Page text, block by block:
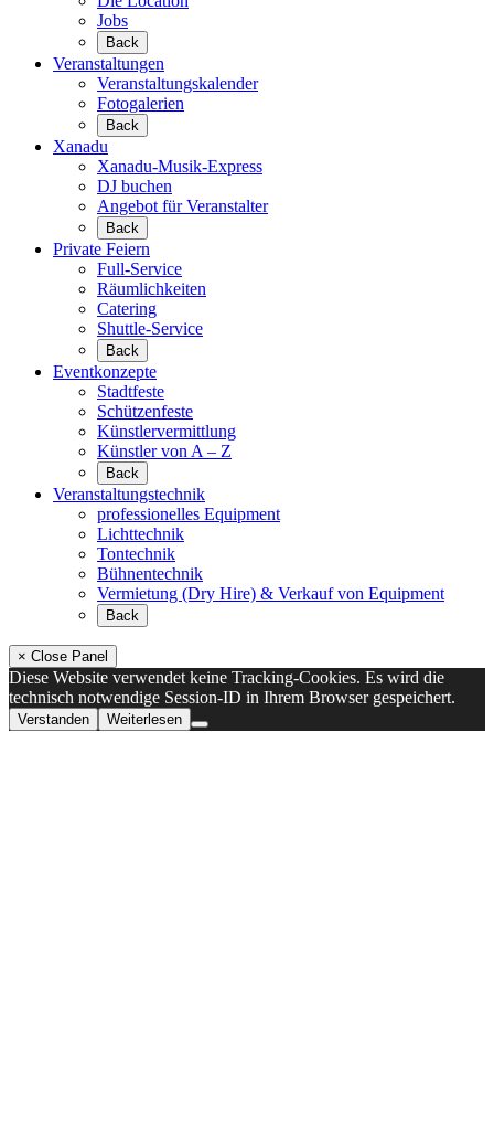
Jobs
Back
Veranstaltungen
Veranstaltungskalender
Fotogalerien
Back
Xanadu
Xanadu-Musik-Express
DJ buchen
Angebot für Veranstalter
Back
Private Feiern
Full-Service
Räumlichkeiten
Catering
Shuttle-Service
Back
Eventkonzepte
Stadtfeste
Schützenfeste
Künstlervermittlung
Künstler von A – Z
Back
Veranstaltungstechnik
professionelles Equipment
Lichttechnik
Tontechnik
Bühnentechnik
Vermietung (Dry Hire) & Verkauf von Equipment
Back
× Close Panel
Diese Website verwendet keine Tracking-Cookies. Es wird die
technisch notwendige Session-ID in Ihrem Browser gespeichert.
Verstanden Weiterlesen